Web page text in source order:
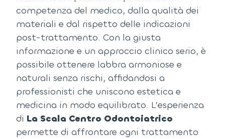
competenza del medico, dalla qualità dei
materiali e dal rispetto delle indicazioni
post-trattamento. Con la giusta
informazione e un approccio clinico serio, è
possibile ottenere labbra armoniose e
naturali senza rischi, affidandosi a
professionisti che uniscono estetica e
medicina in modo equilibrato. L’esperienza
di La Scala Centro Odontoiatrico
permette di affrontare ogni trattamento